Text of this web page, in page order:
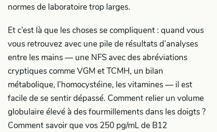
normes de laboratoire trop larges.
Et c’est là que les choses se compliquent : quand vous
vous retrouvez avec une pile de résultats d’analyses
entre les mains — une NFS avec des abréviations
cryptiques comme VGM et TCMH, un bilan
métabolique, l’homocystéine, les vitamines — il est
facile de se sentir dépassé. Comment relier un volume
globulaire élevé à des fourmillements dans les doigts ?
Comment savoir que vos 250 pg/mL de B12